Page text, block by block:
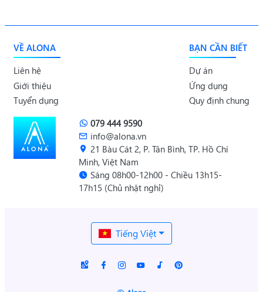
079 444 9590
info@alona.vn
21 Bàu Cát 2, P. Tân Bình, TP. Hồ Chí
Minh, Việt Nam
Sáng 08h00-12h00 - Chiều 13h15-
17h15 (Chủ nhật nghỉ)
VỀ ALONA
Liên hệ
Giới thiệu
Tuyển dụng
BẠN CẦN BIẾT
Dự án
Ứng dụng
Quy định chung
Tiếng Việt